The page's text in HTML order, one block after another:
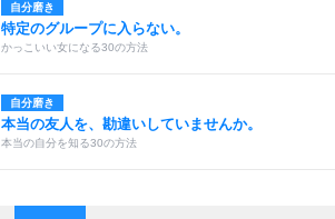
自分磨き
特定のグループに入らない。
かっこいい女になる30の方法
自分磨き
本当の友人を、勘違いしていませんか。
本当の自分を知る30の方法